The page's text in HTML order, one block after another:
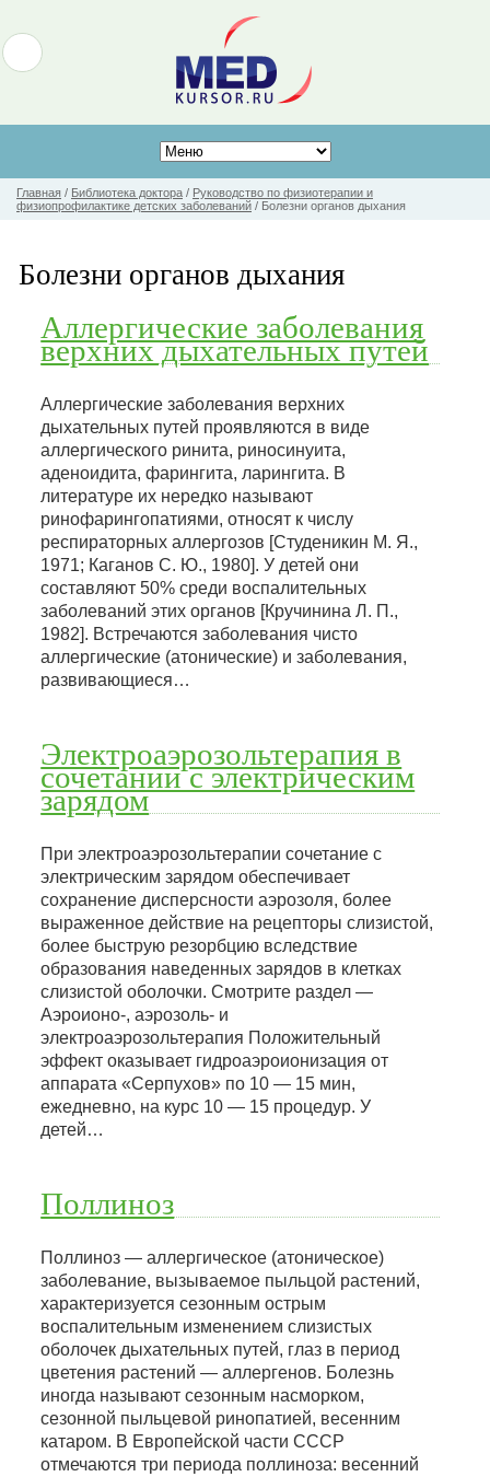
Главная / Библиотека доктора / Руководство по физиотерапии и
физиопрофилактике детских заболеваний / Болезни органов дыхания
Болезни органов дыхания
Аллергические заболевания
верхних дыхательных путей
Аллергические заболевания верхних
дыхательных путей проявляются в виде
аллергического ринита, риносинуита,
аденоидита, фарингита, ларингита. В
литературе их нередко называют
ринофарингопатиями, относят к числу
респираторных аллергозов [Студеникин М. Я.,
1971; Каганов С. Ю., 1980]. У детей они
составляют 50% среди воспалительных
заболеваний этих органов [Кручинина Л. П.,
1982]. Встречаются заболевания чисто
аллергические (атонические) и заболевания,
развивающиеся…
Электроаэрозольтерапия в
сочетании с электрическим
зарядом
При электроаэрозольтерапии сочетание с
электрическим зарядом обеспечивает
сохранение дисперсности аэрозоля, более
выраженное действие на рецепторы слизистой,
более быструю резорбцию вследствие
образования наведенных зарядов в клетках
слизистой оболочки. Смотрите раздел —
Аэроионо-, аэрозоль- и
электроаэрозольтерапия Положительный
эффект оказывает гидроаэроионизация от
аппарата «Серпухов» по 10 — 15 мин,
ежедневно, на курс 10 — 15 процедур. У
детей…
Поллиноз
Поллиноз — аллергическое (атоническое)
заболевание, вызываемое пыльцой растений,
характеризуется сезонным острым
воспалительным изменением слизистых
оболочек дыхательных путей, глаз в период
цветения растений — аллергенов. Болезнь
иногда называют сезонным насморком,
сезонной пыльцевой ринопатией, весенним
катаром. В Европейской части СССР
отмечаются три периода поллиноза: весенний